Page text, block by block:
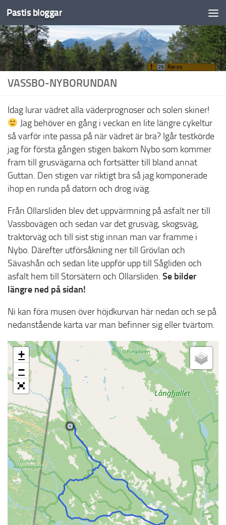
Under innehåll
Pastis bloggar
VASSBO-NYBORUNDAN
Idag lurar vädret alla väderprognoser och solen skiner!
Jag behöver en gång i veckan en lite längre cykeltur
så varför inte passa på när vädret är bra? Igår testkörde
jag för första gången stigen bakom Nybo som kommer
fram till grusvägarna och fortsätter till bland annat
Guttan. Den stigen var riktigt bra så jag komponerade
ihop en runda på datorn och drog iväg.
Från Ollarsliden blev det uppvärmning på asfalt ner till
Vassbovägen och sedan var det grusväg, skogsväg,
traktorväg och till sist stig innan man var framme i
Nybo. Därefter utförsåkning ner till Grövlan och
Sävashån och sedan lite uppför upp till Sågliden och
asfalt hem till Storsätern och Ollarsliden. Se bilder
längre ned på sidan!
Ni kan föra musen över höjdkurvan här nedan och se på
nedanstående karta var man befinner sig eller tvärtom.
+
−